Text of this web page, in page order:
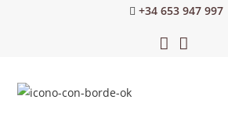
+34 653 947 997